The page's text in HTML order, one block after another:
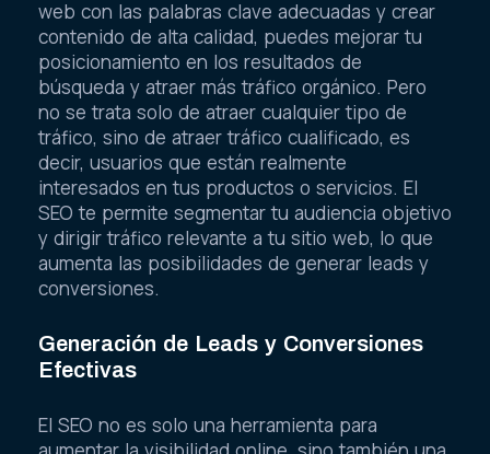
web con las palabras clave adecuadas y crear
contenido de alta calidad, puedes mejorar tu
posicionamiento en los resultados de
búsqueda y atraer más tráfico orgánico. Pero
no se trata solo de atraer cualquier tipo de
tráfico, sino de atraer tráfico cualificado, es
decir, usuarios que están realmente
interesados en tus productos o servicios. El
SEO te permite segmentar tu audiencia objetivo
y dirigir tráfico relevante a tu sitio web, lo que
aumenta las posibilidades de generar leads y
conversiones.
Generación de Leads y Conversiones
Efectivas
El SEO no es solo una herramienta para